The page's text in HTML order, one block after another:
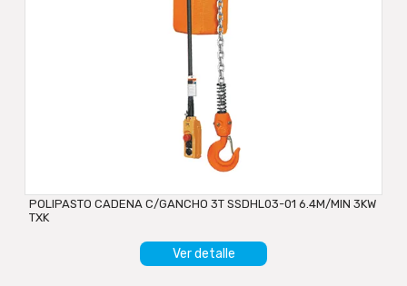
POLIPASTO CADENA C/GANCHO 3T SSDHL03-01 6.4M/MIN 3KW
TXK
Ver detalle